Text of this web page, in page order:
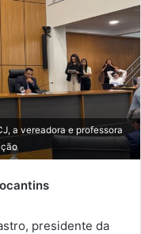
a vereadora e professora
presidente da